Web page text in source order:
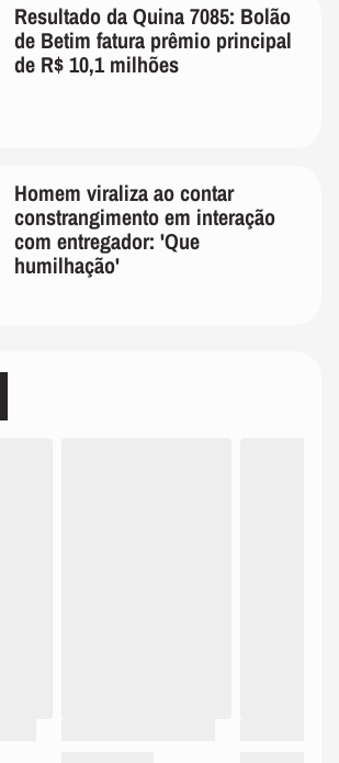
Resultado da Quina 7085: Bolão
de Betim fatura prêmio principal
de R$ 10,1 milhões
Homem viraliza ao contar
constrangimento em interação
com entregador: 'Que
humilhação'